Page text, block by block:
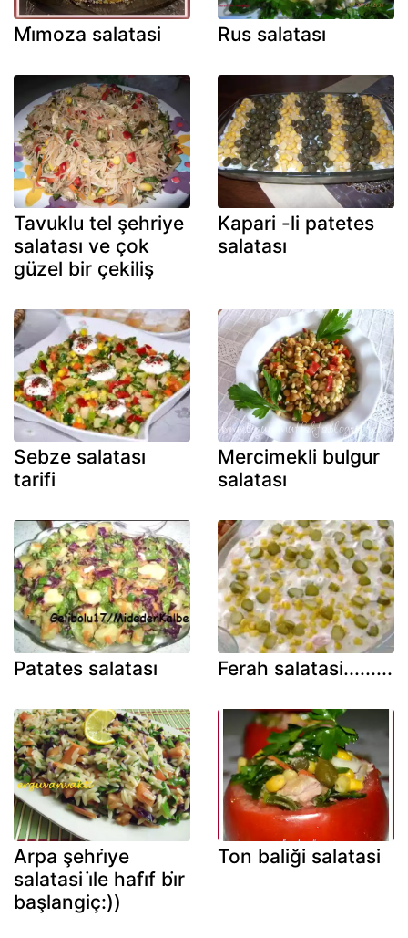
Mi̇moza salatasi Rus salatası
Tavuklu tel şehriye
salatası ve çok
güzel bir çekiliş
Kapari -li patetes
salatası
Sebze salatası
tarifi
Mercimekli bulgur
salatası
Patates salatası Ferah salatasi.........
Arpa şehri̇ye
salatasi i̇le hafi̇f bi̇r
başlangiç:))
Ton baliği salatasi